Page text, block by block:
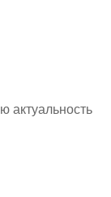
актуальность